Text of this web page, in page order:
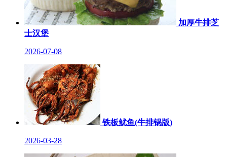
加厚牛排芝
士汉堡
2026-07-08
铁板鱿鱼(牛排锅版)
2026-03-28